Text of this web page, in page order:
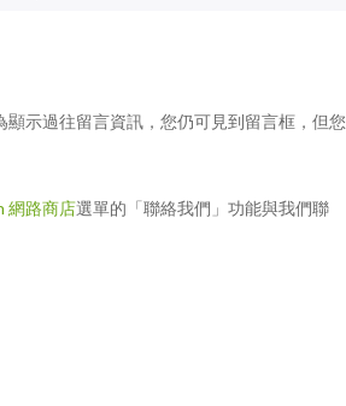
示過往留言資訊，您仍可見到留言框，但您
網路商店選單的「聯絡我們」功能與我們聯